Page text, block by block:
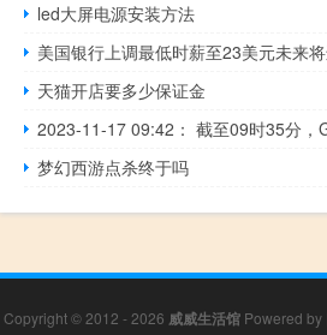
led大屏电源安装方法
美国银行上调最低时薪至23美元未来
天猫开店要多少保证金
梦幻西游点杀终于吗
Copyright © 2012 - 2026 威威生活馆Powered by